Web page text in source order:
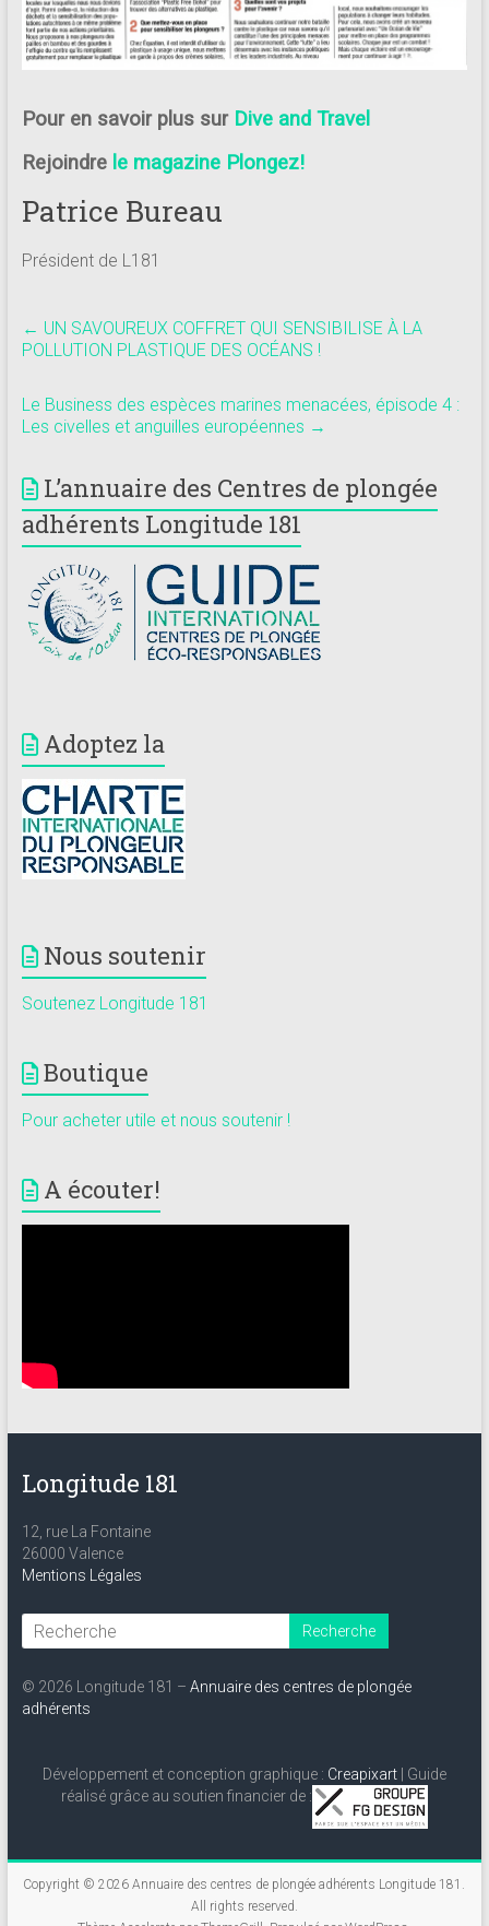
Pour en savoir plus sur Dive and Travel
Rejoindre le magazine Plongez!
Patrice Bureau
Président de L181
← UN SAVOUREUX COFFRET QUI SENSIBILISE À LA
POLLUTION PLASTIQUE DES OCÉANS !
Le Business des espèces marines menacées, épisode 4 :
Les civelles et anguilles européennes →
L’annuaire des Centres de plongée
adhérents Longitude 181
Adoptez la
Nous soutenir
Soutenez Longitude 181
Boutique
Pour acheter utile et nous soutenir !
A écouter!
Longitude 181
12, rue La Fontaine
26000 Valence
Mentions Légales
© 2026 Longitude 181 – Annuaire des centres de plongée
adhérents
Développement et conception graphique : Creapixart| Guide
réalisé grâce au soutien financier de :
Copyright © 2026Annuaire des centres de plongée adhérents Longitude 181 .
All rights reserved.